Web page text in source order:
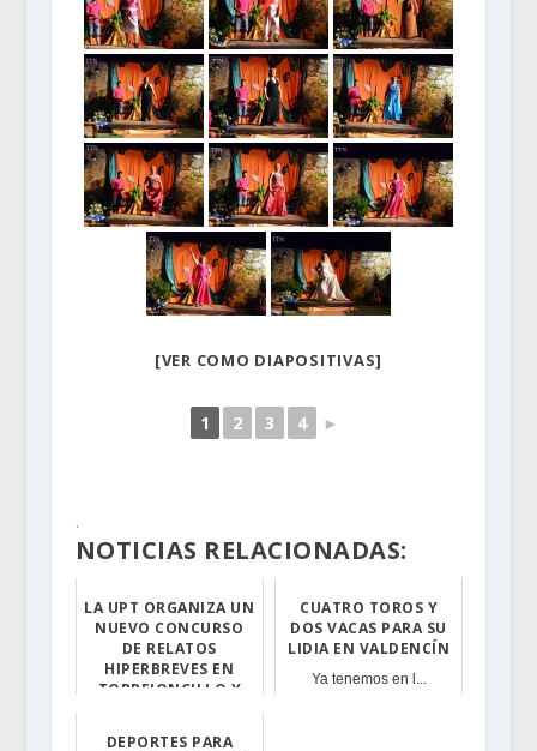
[VER COMO DIAPOSITIVAS]
1 2 3 4 ►
.
NOTICIAS RELACIONADAS:
LA UPT ORGANIZA UN
NUEVO CONCURSO
DE RELATOS
HIPERBREVES EN
TORREJONCILLO Y
A los mismos es...
CUATRO TOROS Y
DOS VACAS PARA SU
LIDIA EN VALDENCÍN
Ya tenemos en l...
DEPORTES PARA